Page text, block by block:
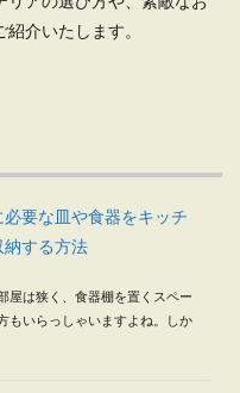
介いたします。
要な皿や食器をキッチ
納する方法
屋は狭く、食器棚を置くスペー
もいらっしゃいますよね。しか